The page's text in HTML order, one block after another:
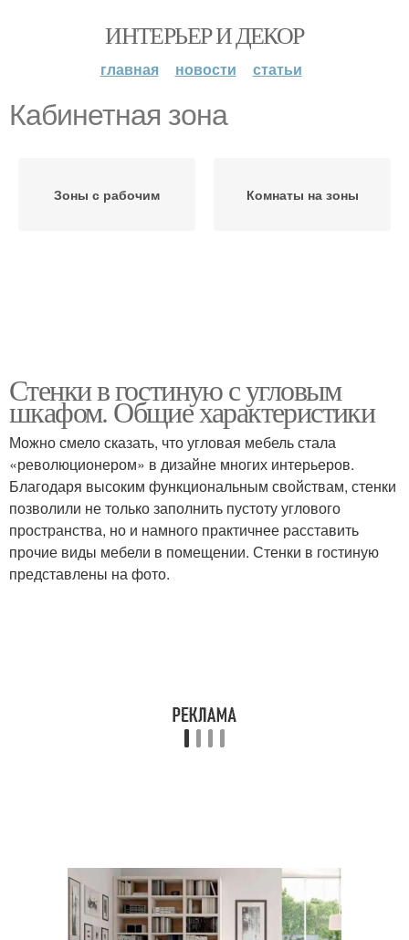
ИНТЕРЬЕР И ДЕКОР
главная новости статьи
Кабинетная зона
Зоны с рабочим Комнаты на зоны
Стенки в гостиную с угловым
шкафом. Общие характеристики
Можно смело сказать, что угловая мебель стала
«революционером» в дизайне многих интерьеров.
Благодаря высоким функциональным свойствам, стенки
позволили не только заполнить пустоту углового
пространства, но и намного практичнее расставить
прочие виды мебели в помещении. Стенки в гостиную
представлены на фото.